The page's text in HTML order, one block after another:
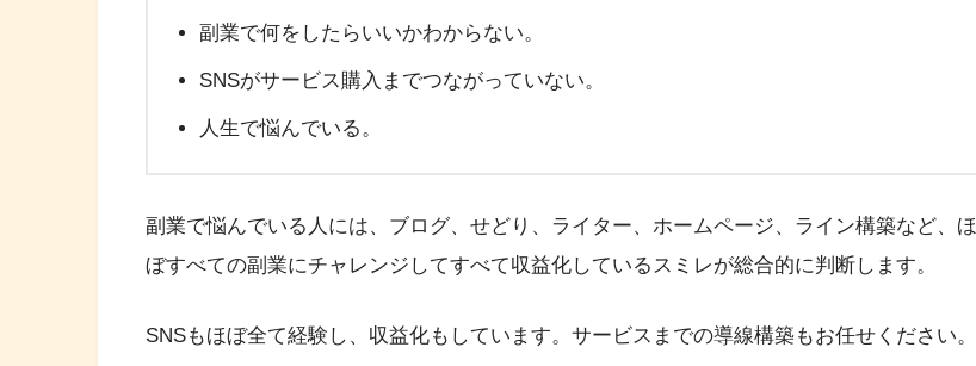
副業で何をしたらいいかわからない。
SNSがサービス購入までつながっていない。
人生で悩んでいる。
副業で悩んでいる人には、ブログ、せどり、ライター、ホームページ、ライン構築など、ほ
ぼすべての副業にチャレンジしてすべて収益化しているスミレが総合的に判断します。
SNSもほぼ全て経験し、収益化もしています。サービスまでの導線構築もお任せください。